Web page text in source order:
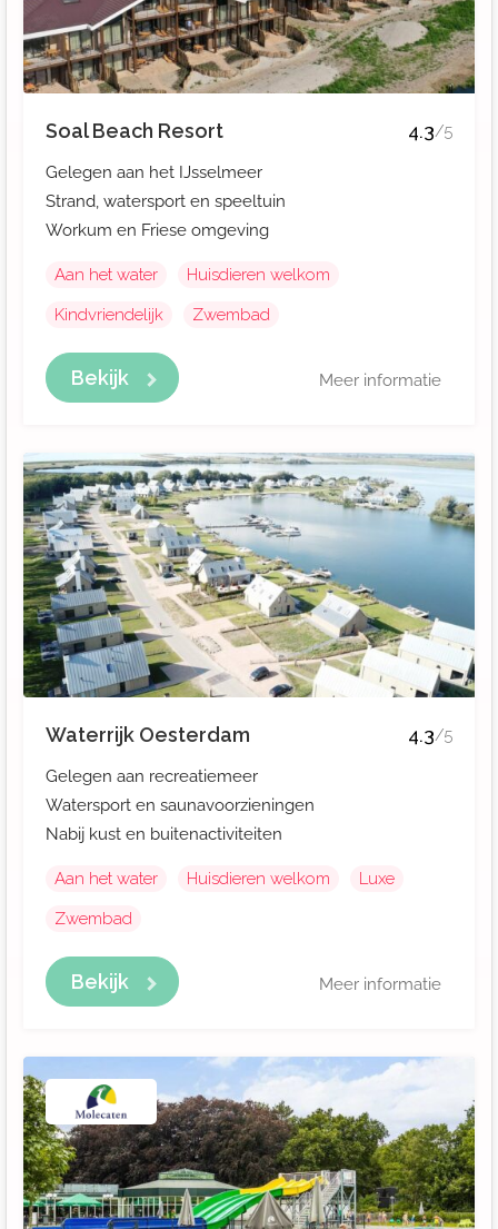
Soal Beach Resort 4.3/5
Gelegen aan het IJsselmeer
Strand, watersport en speeltuin
Workum en Friese omgeving
Aan het water
Huisdieren welkom
Kindvriendelijk
Zwembad
Bekijk Meer informatie
Waterrijk Oesterdam 4.3/5
Gelegen aan recreatiemeer
Watersport en saunavoorzieningen
Nabij kust en buitenactiviteiten
Aan het water Huisdieren welkom
Luxe
Zwembad
Bekijk Meer informatie